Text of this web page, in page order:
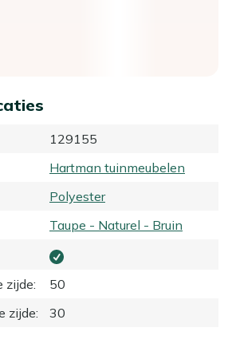
129155
Hartman tuinmeubelen
Polyester
Taupe - Naturel - Bruin
zijde:
50
zijde: 30